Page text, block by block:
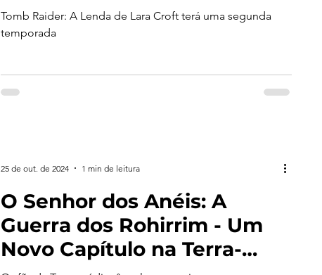
Tomb Raider: A Lenda de Lara Croft terá uma segunda
temporada
O Senhor dos Anéis: A
Guerra dos Rohirrim - Um
Novo Capítulo na Terra-
25 de out. de 2024 1 min de leitura